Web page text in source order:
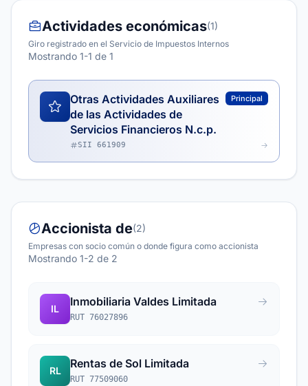
Actividades económicas(1)
Giro registrado en el Servicio de Impuestos Internos
Mostrando 1-1 de 1
Otras Actividades Auxiliares
de las Actividades de
Servicios Financieros N.c.p.
Principal
SII 661909
Accionista de(2)
Empresas con socio común o donde figura como accionista
Mostrando 1-2 de 2
IL
Inmobiliaria Valdes Limitada
RUT 76027896
RL
Rentas de Sol Limitada
RUT 77509060